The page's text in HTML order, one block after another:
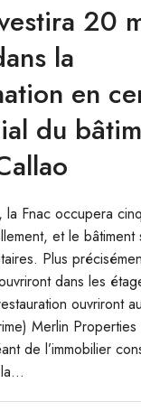
20
la
en
du
la Fnac occupera
et le bâtiment
Plus
dans les
ouvriront
Merlin Properties
de l’immobilier